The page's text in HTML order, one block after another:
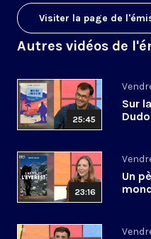
Visiter la page de
Autres vidéos de
25:45
Sur
23:16
Un